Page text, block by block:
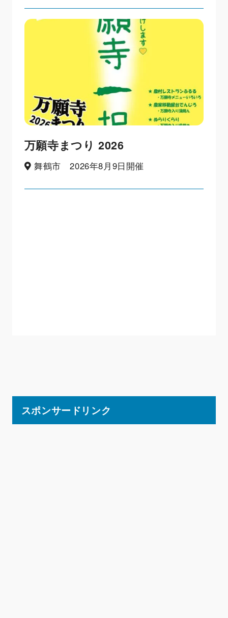
万願寺まつり 2026
舞鶴市 2026年8月9日開催
スポンサードリンク